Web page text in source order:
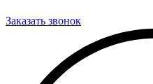
Заказать звонок